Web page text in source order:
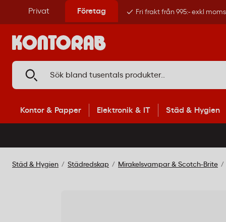
Privat Företag Fri frakt från 995:- exkl moms
Kontor & Papper Elektronik & IT Städ & Hygien
Städ & Hygien Städredskap Mirakelsvampar & Scotch-Brite